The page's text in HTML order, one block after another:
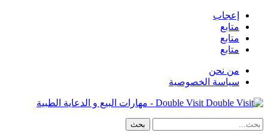
إعجاب
متابع
متابع
متابع
من نحن
سياسة الخصوصية
Double Visit - مهارات البيع و الدعاية الطبية